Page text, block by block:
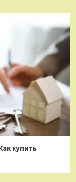
купить